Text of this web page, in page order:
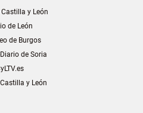
Castilla y León
de León
de Burgos
de Soria
y León